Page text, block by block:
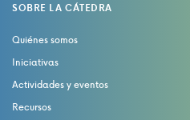
SOBRE LA CÁTEDRA
Quiénes somos
Iniciativas
Actividades y eventos
Recursos